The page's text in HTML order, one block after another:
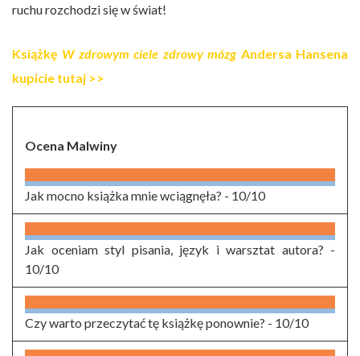
ruchu rozchodzi się w świat!
Książkę W zdrowym ciele zdrowy mózg Andersa Hansena
kupicie tutaj >>
Ocena Malwiny
Jak mocno książka mnie wciągnęła? - 10/10
Jak oceniam styl pisania, język i warsztat autora? -
10/10
Czy warto przeczytać tę książkę ponownie? - 10/10